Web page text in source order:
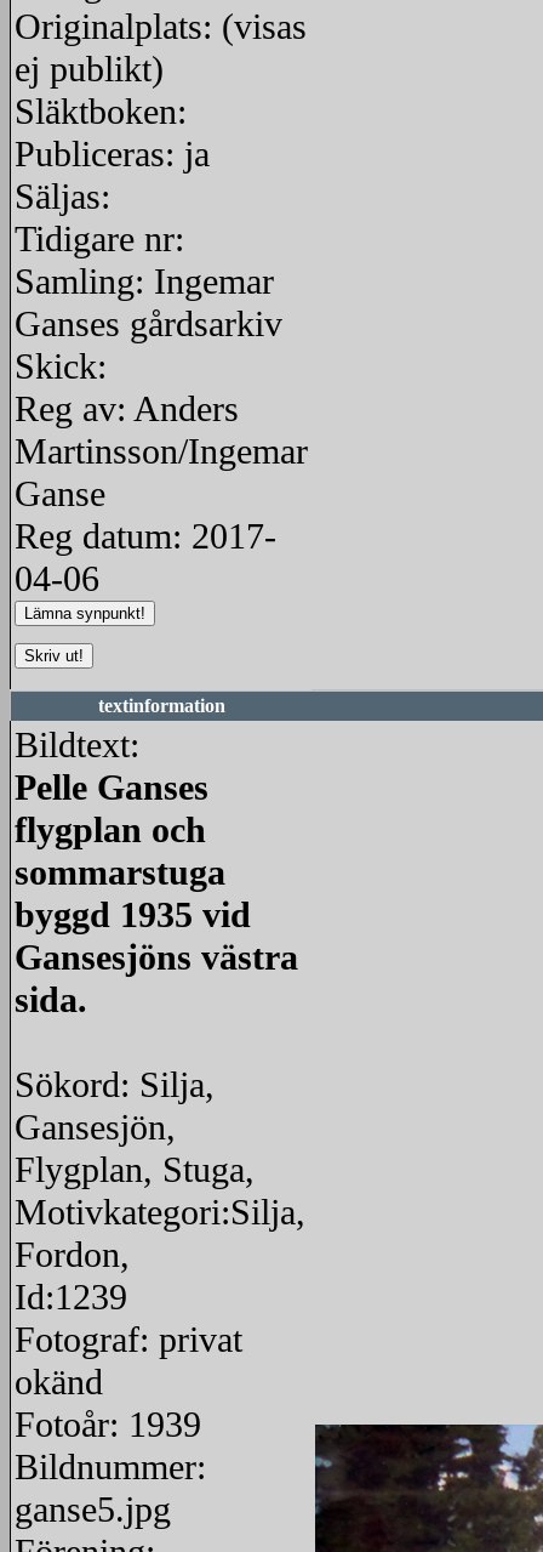
Originalplats: (visas
ej publikt)
Släktboken:
Publiceras: ja
Säljas:
Tidigare nr:
Samling: Ingemar
Ganses gårdsarkiv
Skick:
Reg av: Anders
Martinsson/Ingemar
Ganse
Reg datum: 2017-
04-06
textinformation
Bildtext:
Pelle Ganses
flygplan och
sommarstuga
byggd 1935 vid
Gansesjöns västra
sida.
Sökord: Silja,
Gansesjön,
Flygplan, Stuga,
Motivkategori:Silja,
Fordon,
Id:1239
Fotograf: privat
okänd
Fotoår: 1939
Bildnummer:
ganse5.jpg